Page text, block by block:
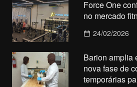
Force One
no mercado
24/02/2026
Barion amplia
nova fase de
temporárias